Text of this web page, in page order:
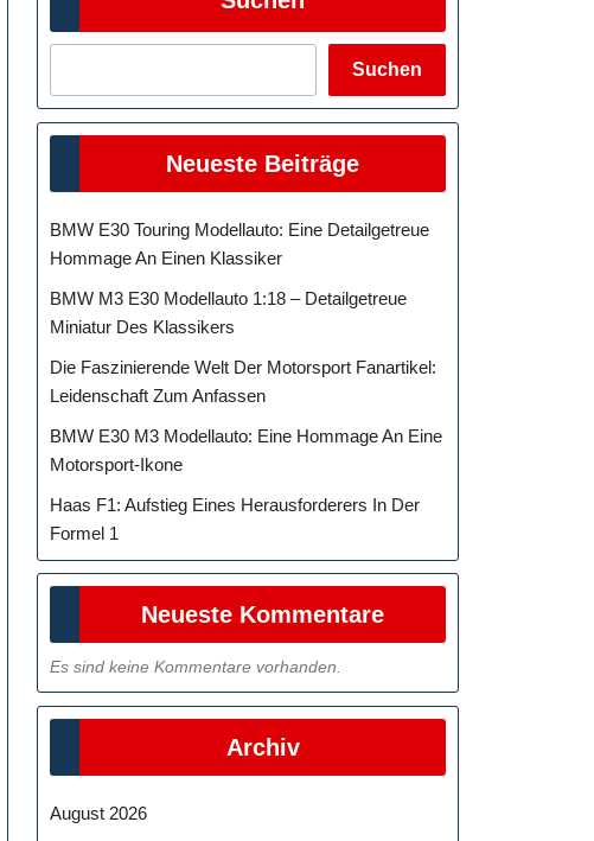
Suchen
Neueste Beiträge
BMW E30 Touring Modellauto: Eine Detailgetreue
Hommage An Einen Klassiker
BMW M3 E30 Modellauto 1:18 – Detailgetreue
Miniatur Des Klassikers
Die Faszinierende Welt Der Motorsport Fanartikel:
Leidenschaft Zum Anfassen
BMW E30 M3 Modellauto: Eine Hommage An Eine
Motorsport-Ikone
Haas F1: Aufstieg Eines Herausforderers In Der
Formel 1
Neueste Kommentare
Es sind keine Kommentare vorhanden.
Archiv
August 2026